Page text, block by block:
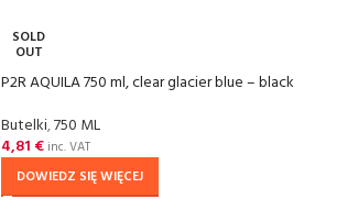
SOLD
OUT
P2R AQUILA 750 ml, clear glacier blue – black
Butelki,750 ML
4,81 € inc. VAT
DOWIEDZ SIĘ WIĘCEJ